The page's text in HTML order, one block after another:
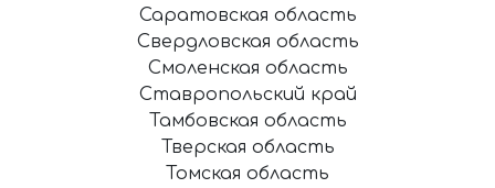
Саратовская область
Свердловская область
Смоленская область
Ставропольский край
Тамбовская область
Тверская область
Томская область